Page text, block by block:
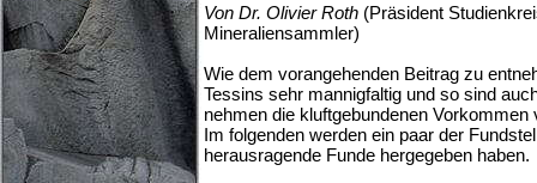
Von Dr. Olivier Roth (Präsident
Mineraliensammler)
Wie dem vorangehenden Beitrag zu
Tessins sehr mannigfaltig und so sind
nehmen die kluftgebundenen
Im folgenden werden ein paar der
herausragende Funde hergegeben haben.